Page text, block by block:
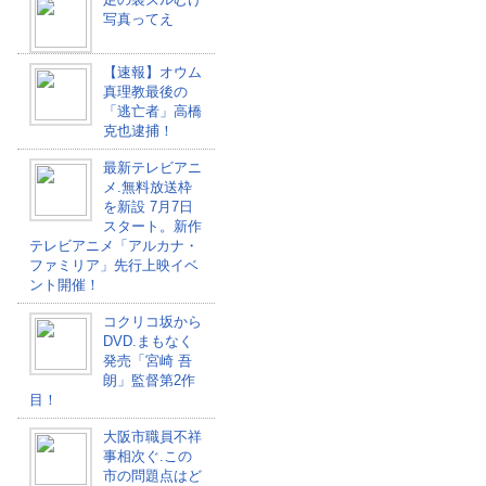
写真ってえ
【速報】オウム
真理教最後の
「逃亡者」高橋
克也逮捕！
最新テレビアニ
メ.無料放送枠
を新設 7月7日
スタート。新作
テレビアニメ「アルカナ・
ファミリア」先行上映イベ
ント開催！
コクリコ坂から
DVD.まもなく
発売「宮崎 吾
朗」監督第2作
目！
大阪市職員不祥
事相次ぐ.この
市の問題点はど